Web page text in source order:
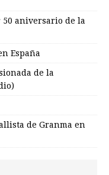
aniversario de la
España
de la
de Granma en